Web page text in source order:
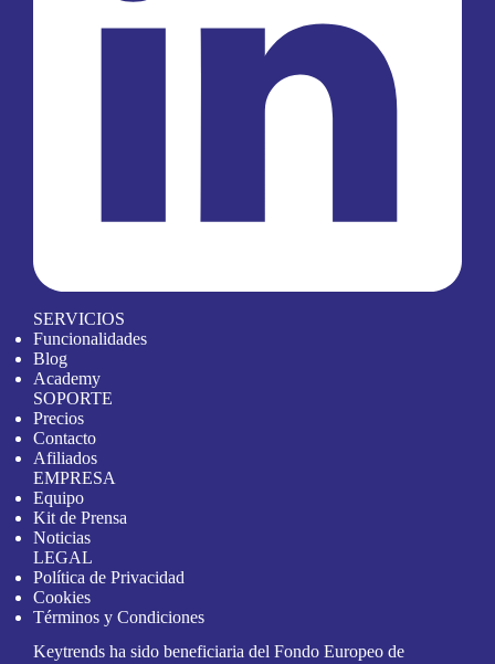
SERVICIOS
Funcionalidades
Blog
Academy
SOPORTE
Precios
Contacto
Afiliados
EMPRESA
Equipo
Kit de Prensa
Noticias
LEGAL
Política de Privacidad
Cookies
Términos y Condiciones
Keytrends ha sido beneficiaria del Fondo Europeo de